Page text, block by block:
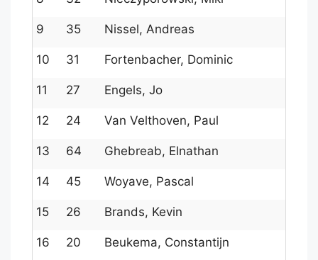
9 35 Nissel, Andreas
10 31 Fortenbacher, Dominic
11 27 Engels, Jo
12 24 Van Velthoven, Paul
13 64 Ghebreab, Elnathan
14 45 Woyave, Pascal
15 26 Brands, Kevin
16 20 Beukema, Constantijn